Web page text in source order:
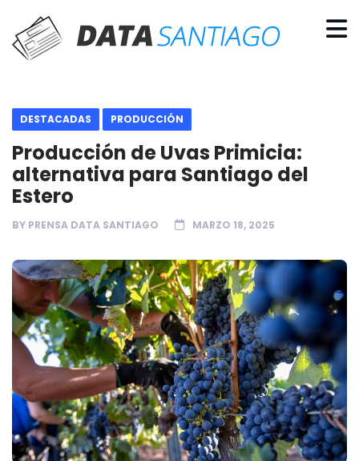
DESTACADAS PRODUCCIÓN
Producción de Uvas Primicia:
alternativa para Santiago del
Estero
BY PRENSA DATA SANTIAGO MARZO 18, 2025